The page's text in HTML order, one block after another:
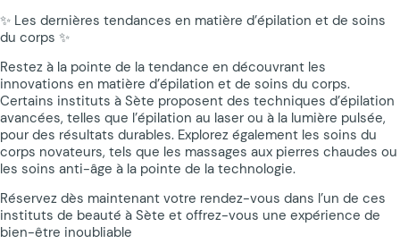
✨ Les dernières tendances en matière d’épilation et de soins
du corps ✨
Restez à la pointe de la tendance en découvrant les
innovations en matière d’épilation et de soins du corps.
Certains instituts à Sète proposent des techniques d’épilation
avancées, telles que l’épilation au laser ou à la lumière pulsée,
pour des résultats durables. Explorez également les soins du
corps novateurs, tels que les massages aux pierres chaudes ou
les soins anti-âge à la pointe de la technologie.
Réservez dès maintenant votre rendez-vous dans l’un de ces
instituts de beauté à Sète et offrez-vous une expérience de
bien-être inoubliable